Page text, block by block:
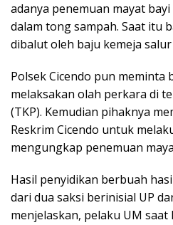
adanya penemuan mayat
dalam tong sampah. Saat itu
dibalut oleh baju kemeja
Polsek Cicendo pun
melaksakan olah perkara di
(TKP). Kemudian pihaknya
Reskrim Cicendo untuk
mengungkap penemuan
Hasil penyidikan berbuah
dari dua saksi berinisial UP
menjelaskan, pelaku UM saat